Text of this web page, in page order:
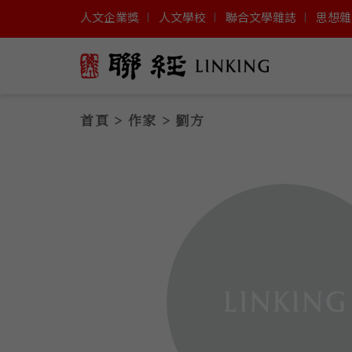
人文企業獎 人文學校 聯合文學雜誌 思想
首頁 > 作家 > 劉方